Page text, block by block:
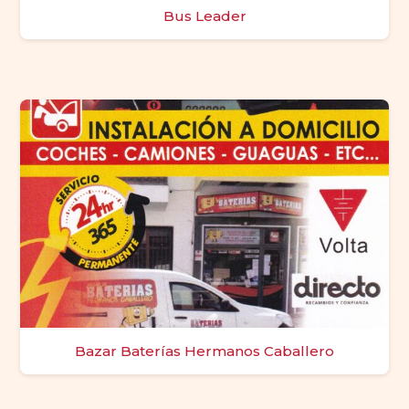
Bus Leader
Bazar Baterías Hermanos Caballero